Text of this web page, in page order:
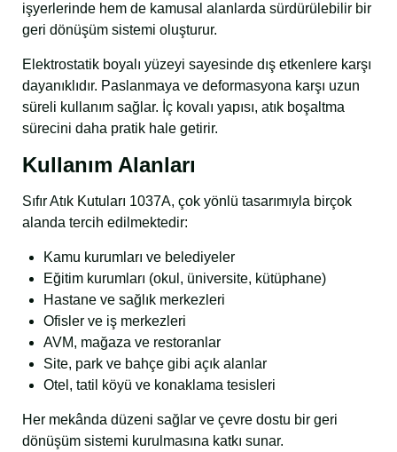
işyerlerinde hem de kamusal alanlarda sürdürülebilir bir
geri dönüşüm sistemi oluşturur.
Elektrostatik boyalı yüzeyi sayesinde dış etkenlere karşı
dayanıklıdır. Paslanmaya ve deformasyona karşı uzun
süreli kullanım sağlar. İç kovalı yapısı, atık boşaltma
sürecini daha pratik hale getirir.
Kullanım Alanları
Sıfır Atık Kutuları 1037A, çok yönlü tasarımıyla birçok
alanda tercih edilmektedir:
Kamu kurumları ve belediyeler
Eğitim kurumları (okul, üniversite, kütüphane)
Hastane ve sağlık merkezleri
Ofisler ve iş merkezleri
AVM, mağaza ve restoranlar
Site, park ve bahçe gibi açık alanlar
Otel, tatil köyü ve konaklama tesisleri
Her mekânda düzeni sağlar ve çevre dostu bir geri
dönüşüm sistemi kurulmasına katkı sunar.